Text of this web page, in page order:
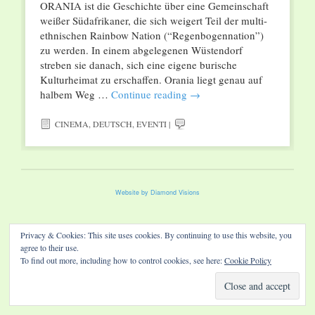
ORANIA ist die Geschichte über eine Gemeinschaft
weißer Südafrikaner, die sich weigert Teil der multi-
ethnischen Rainbow Nation (“Regenbogennation”)
zu werden. In einem abgelegenen Wüstendorf
streben sie danach, sich eine eigene burische
Kulturheimat zu erschaffen. Orania liegt genau auf
halbem Weg … Continue reading →
CINEMA,DEUTSCH,EVENTI|
Website by Diamond Visions
Privacy & Cookies: This site uses cookies. By continuing to use this website, you
agree to their use.
To find out more, including how to control cookies, see here:Cookie Policy